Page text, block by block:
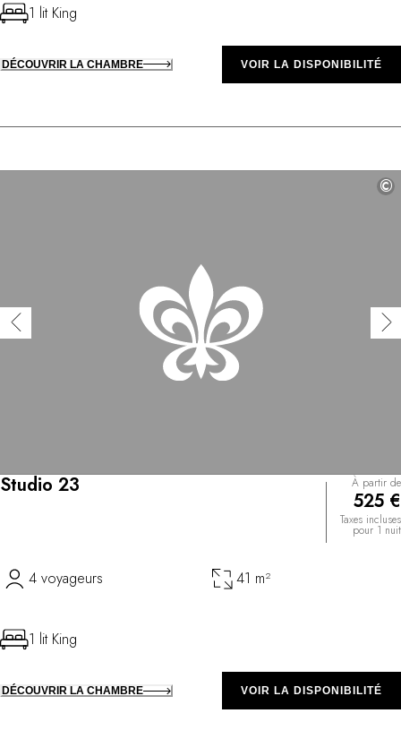
1 lit King
DÉCOUVRIR LA CHAMBRE VOIR LA DISPONIBILITÉ
©
Studio 23 À partir de
525 €
Taxes incluses
pour 1 nuit
4 voyageurs 41 m²
1 lit King
DÉCOUVRIR LA CHAMBRE VOIR LA DISPONIBILITÉ